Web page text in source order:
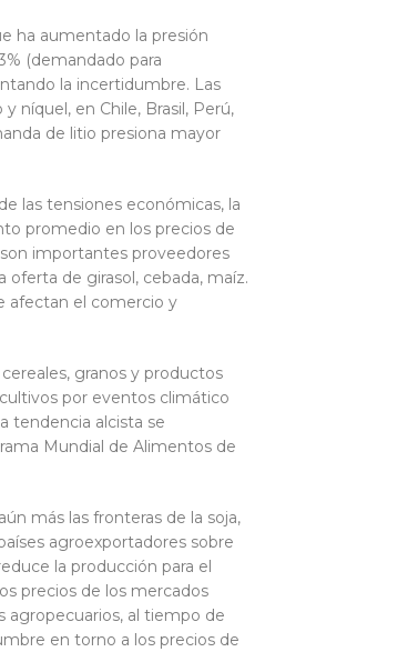
ha aumentado la presión
(demandado para
la incertidumbre. Las
níquel, en Chile, Brasil, Perú,
de litio presiona mayor
las tensiones económicas, la
promedio en los precios de
importantes proveedores
de girasol, cebada, maíz.
afectan el comercio y
granos y productos
por eventos climático
tendencia alcista se
Mundial de Alimentos de
más las fronteras de la soja,
agroexportadores sobre
la producción para el
precios de los mercados
agropecuarios, al tiempo de
en torno a los precios de